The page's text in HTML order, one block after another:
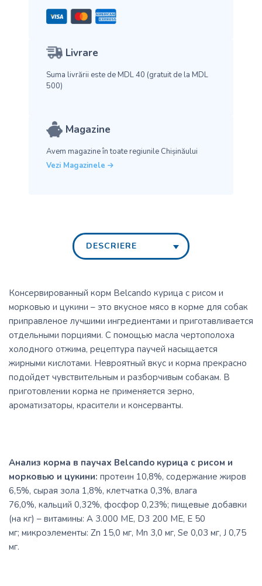
Livrare
Suma livrării este de MDL 40 (gratuit de la MDL
500)
Magazine
Avem magazine în toate regiunile Chișinăului
Vezi Magazinele
DESCRIERE
Консервированный корм Belcando курица с рисом и
морковью и цукини – это вкусное мясо в корме для собак
приправленое лучшими ингредиентами и приготавливается
отдельными порциями. С помощью масла чертополоха
холодного отжима, рецептура паучей насыщается
жирными кислотами. Невроятный вкус и корма прекрасно
подойдет чувствительным и разборчивым собакам. В
приготовлении корма не применяется зерно,
ароматизаторы, красители и консерванты.
Анализ корма в паучах Belcando курица с рисом и
морковью и цукини: протеин 10,8%, содержание жиров
6,5%, сырая зола 1,8%, клетчатка 0,3%, влага
76,0%, кальций 0,32%, фосфор 0,23%; пищевые добавки
(на кг) – витамины: A 3.000 ME, D3 200 ME, E 50
мг; микроэлементы: Zn 15,0 мг, Mn 3,0 мг, Se 0,03 мг, J 0,75
мг.